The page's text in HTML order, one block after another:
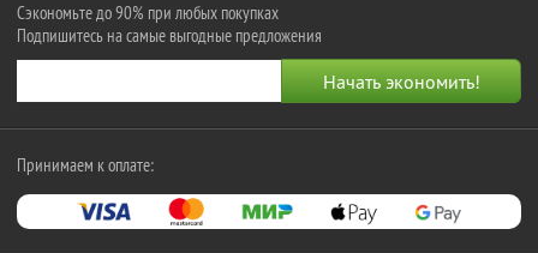
Сэкономьте до 90% при любых покупках
Подпишитесь на самые выгодные предложения
Принимаем к оплате: